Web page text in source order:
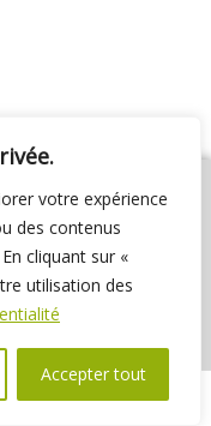
votre expérience
des contenus
cliquant sur «
utilisation des
Accepter tout
Nous contacter
Délibérations